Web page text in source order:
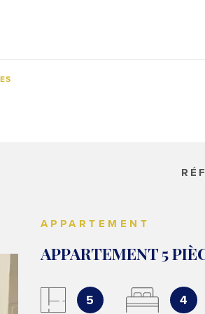
RÉINITIALISER LES FILTRES
APPARTEMENT
APPARTEMENT 5
5 4